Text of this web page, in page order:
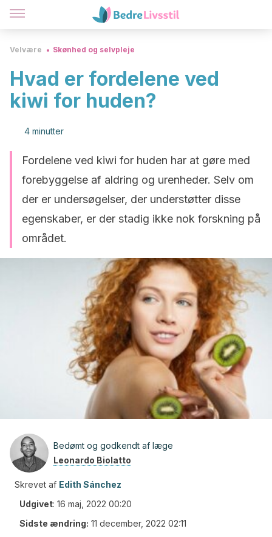
Velvære Skønhed og selvpleje
Hvad er fordelene ved
kiwi for huden?
4 minutter
Fordelene ved kiwi for huden har at gøre med
forebyggelse af aldring og urenheder. Selv om
der er undersøgelser, der understøtter disse
egenskaber, er der stadig ikke nok forskning på
området.
Bedømt og godkendt af læge
Leonardo Biolatto
Skrevet af Edith Sánchez
Udgivet: 16 maj, 2022 00:20
Sidste ændring: 11 december, 2022 02:11